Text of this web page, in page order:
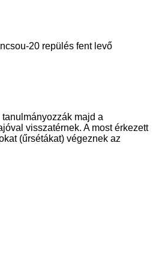
20 repülés fent levő
majd a
visszatérnek. A most érkezett
(űrsétákat) végeznek az